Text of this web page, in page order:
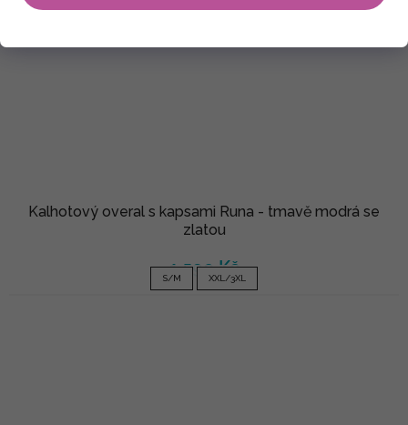
Kalhotový overal s kapsami Runa - tmavě modrá se
zlatou
1 590 Kč
S/M XXL/3XL